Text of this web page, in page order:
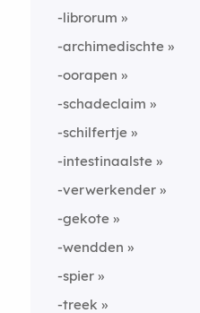
-librorum
-archimedischte
-oorapen
-schadeclaim
-schilfertje
-intestinaalste
-verwerkender
-gekote
-wendden
-spier
-treek